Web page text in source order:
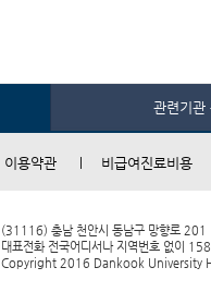
관련기관
이용약관 비급여진료비용
(31116) 충남 천안시 동남구 망향로 201
대표전화 전국어디서나 지역번호 없이
Copyright 2016 Dankook University